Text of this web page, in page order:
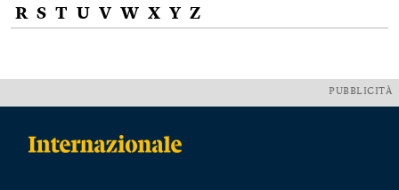
R S T U V W X Y Z
PUBBLICITÀ